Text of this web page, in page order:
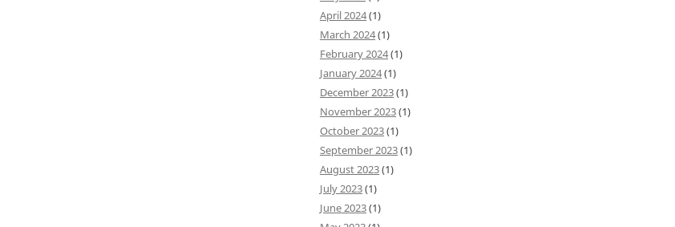
April 2024(1)
March 2024(1)
February 2024(1)
January 2024(1)
December 2023(1)
November 2023(1)
October 2023(1)
September 2023(1)
August 2023(1)
July 2023(1)
June 2023(1)